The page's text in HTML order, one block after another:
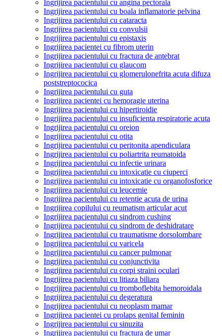
Ingrijirea pacientului cu angina pectorala
Ingrijirea pacientului cu boala inflamatorie pelvina
Ingrijirea pacientului cu cataracta
Ingrijirea pacientului cu convulsii
Ingrijirea pacientului cu epistaxis
Ingrijirea pacientei cu fibrom uterin
Ingrijirea pacientului cu fractura de antebrat
Ingrijirea pacientului cu glaucom
Ingrijirea pacientului cu glomerulonefrita acuta difuza
poststreptococica
Ingrijirea pacientului cu guta
Ingrijirea pacientei cu hemoragie uterina
Ingrijirea pacientului cu hipertiroidie
Ingrijirea pacientului cu insuficienta respiratorie acuta
Ingrijirea pacientului cu oreion
Ingrijirea pacientului cu otita
Ingrijirea pacientului cu peritonita apendiculara
Ingrijirea pacientului cu poliartrita reumatoida
Ingrijirea pacientului cu infectie urinara
Ingrijirea pacientului cu intoxicatie cu ciuperci
Ingrijirea pacientului cu intoxicatie cu organofosforice
Ingrijirea pacientului cu leucemie
Ingrijirea pacientului cu retentie acuta de urina
Ingrijirea copilului cu reumatism articular acut
Ingrijirea pacientului cu sindrom cushing
Ingrijirea pacientului cu sindrom de deshidratare
Ingrijirea pacientului cu traumatisme dorsolombare
Ingrijirea pacientului cu varicela
Ingrijirea pacientului cu cancer pulmonar
Ingrijirea pacientului cu conjunctivita
Ingrijirea pacientului cu corpi straini oculari
Ingrijirea pacientului cu litiaza biliara
Ingrijirea pacientului cu tromboflebita hemoroidala
Ingrijirea pacientului cu degeratura
Ingrijirea pacientului cu neoplasm mamar
Ingrijirea pacientei cu prolaps genital feminin
Ingrijirea pacientului cu sinuzita
Ingrijirea pacientului cu fractura de umar